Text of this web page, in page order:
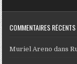
COMMENTAIRES RÉCENTS
Muriel Areno dans